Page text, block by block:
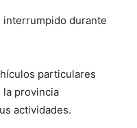
interrumpido durante
particulares
la provincia
actividades.